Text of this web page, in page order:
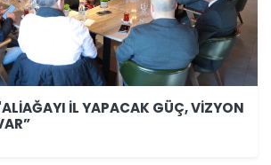
İL YAPACAK GÜÇ, VİZYON